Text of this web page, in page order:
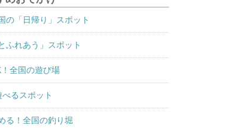
の「日帰り」スポット
ふれあう」スポット
全国の遊び場
るスポット
る！全国の釣り堀